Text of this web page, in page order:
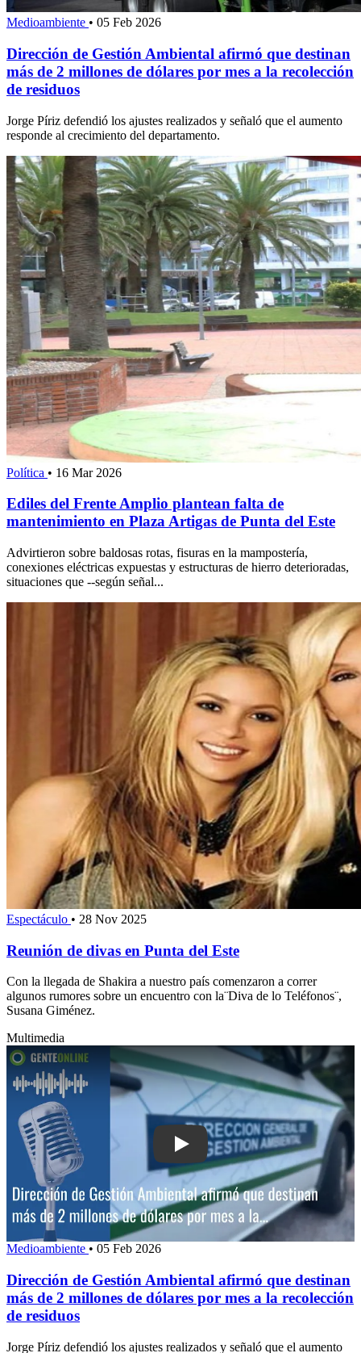
Medioambiente • 05 Feb 2026
Dirección de Gestión Ambiental afirmó que destinan
más de 2 millones de dólares por mes a la recolección
de residuos
Jorge Píriz defendió los ajustes realizados y señaló que el aumento
responde al crecimiento del departamento.
Política • 16 Mar 2026
Ediles del Frente Amplio plantean falta de
mantenimiento en Plaza Artigas de Punta del Este
Advirtieron sobre baldosas rotas, fisuras en la mampostería,
conexiones eléctricas expuestas y estructuras de hierro deterioradas,
situaciones que --según señal...
Espectáculo • 28 Nov 2025
Reunión de divas en Punta del Este
Con la llegada de Shakira a nuestro país comenzaron a correr
algunos rumores sobre un encuentro con la¨Diva de lo Teléfonos¨,
Susana Giménez.
Multimedia
Play: Dirección de Gestión Ambiental
Medioambiente • 05 Feb 2026
Dirección de Gestión Ambiental afirmó que destinan
más de 2 millones de dólares por mes a la recolección
de residuos
Jorge Píriz defendió los ajustes realizados y señaló que el aumento